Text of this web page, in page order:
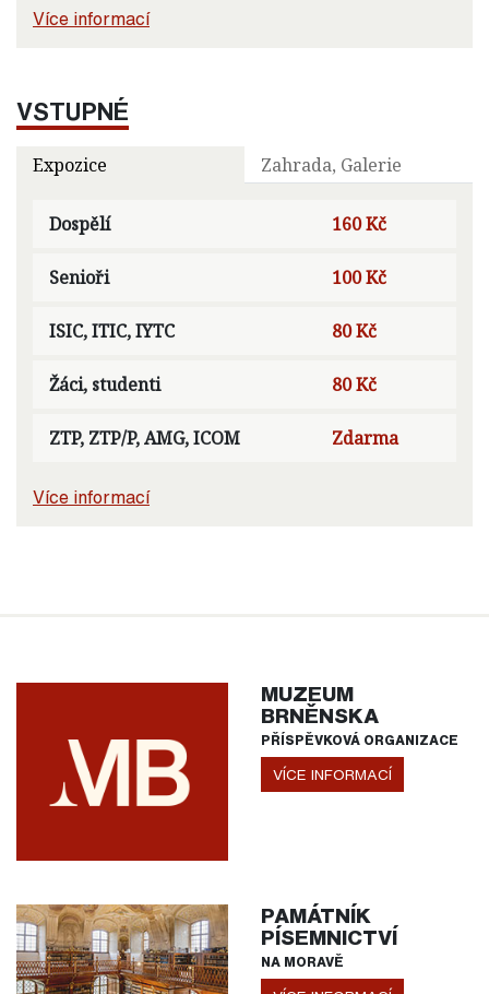
Více informací
VSTUPNÉ
Expozice Zahrada, Galerie
Dospělí 160 Kč
Senioři 100 Kč
ISIC, ITIC, IYTC 80 Kč
Žáci, studenti 80 Kč
ZTP, ZTP/P, AMG, ICOM Zdarma
Více informací
MUZEUM
BRNĚNSKA
PŘÍSPĚVKOVÁ ORGANIZACE
VÍCE INFORMACÍ
PAMÁTNÍK
PÍSEMNICTVÍ
NA MORAVĚ